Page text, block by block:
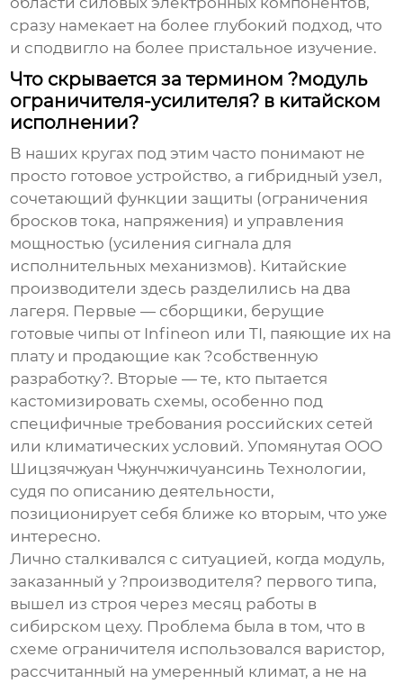
сразу намекает на более глубокий подход, что
и сподвигло на более пристальное изучение.
Что скрывается за термином ?модуль
ограничителя-усилителя? в китайском
исполнении?
В наших кругах под этим часто понимают не
просто готовое устройство, а гибридный узел,
сочетающий функции защиты (ограничения
бросков тока, напряжения) и управления
мощностью (усиления сигнала для
исполнительных механизмов). Китайские
производители здесь разделились на два
лагеря. Первые — сборщики, берущие
готовые чипы от Infineon или TI, паяющие их на
плату и продающие как ?собственную
разработку?. Вторые — те, кто пытается
кастомизировать схемы, особенно под
специфичные требования российских сетей
или климатических условий. Упомянутая ООО
Шицзячжуан Чжунчжичуансинь Технологии,
судя по описанию деятельности,
позиционирует себя ближе ко вторым, что уже
интересно.
Лично сталкивался с ситуацией, когда модуль,
заказанный у ?производителя? первого типа,
вышел из строя через месяц работы в
сибирском цеху. Проблема была в том, что в
схеме ограничителя использовался варистор,
рассчитанный на умеренный климат, а не на